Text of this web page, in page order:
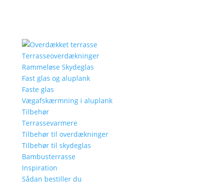
Terrasseoverdækninger
Rammeløse Skydeglas
Fast glas og aluplank
Faste glas
Vægafskærmning i aluplank
Tilbehør
Terrassevarmere
Tilbehør til overdækninger
Tilbehør til skydeglas
Bambusterrasse
Inspiration
Sådan bestiller du